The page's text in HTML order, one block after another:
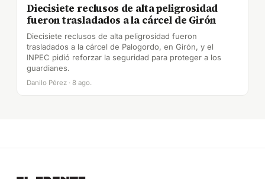
Diecisiete reclusos de alta peligrosidad
fueron trasladados a la cárcel de Girón
Diecisiete reclusos de alta peligrosidad fueron
trasladados a la cárcel de Palogordo, en Girón, y el
INPEC pidió reforzar la seguridad para proteger a los
guardianes.
Danilo Pérez · 8 ago.